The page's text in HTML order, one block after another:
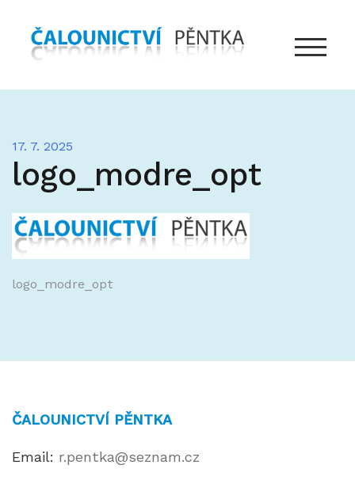
content
17. 7. 2025
logo_modre_opt
Navigace
logo_modre_opt
ČALOUNICTVÍ PĚNTKA
Email: r.pentka@seznam.cz